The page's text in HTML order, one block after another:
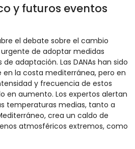
y futuros eventos
el debate sobre el cambio
de adoptar medidas
adaptación. Las DANAs han sido
la costa mediterránea, pero en
y frecuencia de estos
en aumento. Los expertos alertan
temperaturas medias, tanto a
crea un caldo de
atmosféricos extremos, como